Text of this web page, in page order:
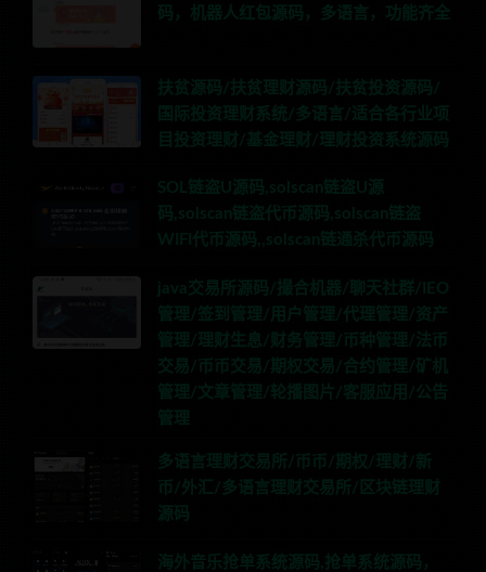
码，机器人红包源码，多语言，功能齐全
扶贫源码/扶贫理财源码/扶贫投资源码/
国际投资理财系统/多语言/适合各行业项
目投资理财/基金理财/理财投资系统源码
SOL链盗U源码,solscan链盗U源
码,solscan链盗代币源码,solscan链盗
WIFI代币源码,,solscan链通杀代币源码
java交易所源码/撮合机器/聊天社群/IEO
管理/签到管理/用户管理/代理管理/资产
管理/理财生息/财务管理/币种管理/法币
交易/币币交易/期权交易/合约管理/矿机
管理/文章管理/轮播图片/客服应用/公告
管理
多语言理财交易所/币币/期权/理财/新
币/外汇/多语言理财交易所/区块链理财
源码
海外音乐抢单系统源码,抢单系统源码，